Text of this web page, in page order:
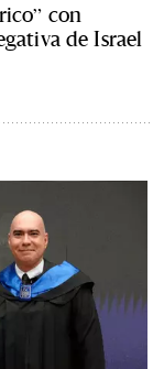
con
de Israel